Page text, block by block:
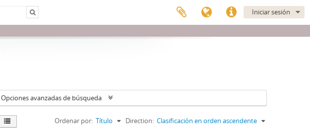
Iniciar sesión
Opciones avanzadas de búsqueda
Ordenar por: Título Direction: Clasificación en orden ascendente